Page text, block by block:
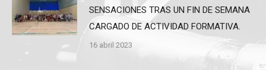
SENSACIONES TRAS UN FIN DE SEMANA
CARGADO DE ACTIVIDAD FORMATIVA.
16 abril 2023